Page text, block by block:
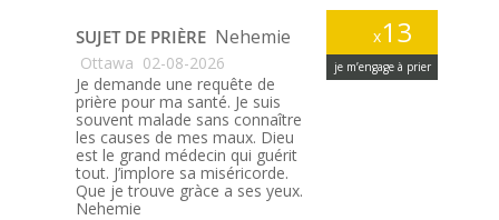
x13
je m’engage à prier
SUJET DE PRIÈRE Nehemie
Ottawa 02-08-2026
Je demande une requête de
prière pour ma santé. Je suis
souvent malade sans connaître
les causes de mes maux. Dieu
est le grand médecin qui guérit
tout. J’implore sa miséricorde.
Que je trouve gràce a ses yeux.
Nehemie